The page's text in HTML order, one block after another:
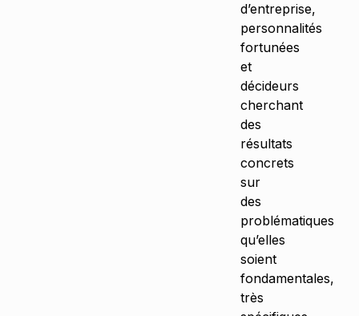
d’entreprise,
personnalités
fortunées
et
décideurs
cherchant
des
résultats
concrets
sur
des
problématiques
qu’elles
soient
fondamentales,
très